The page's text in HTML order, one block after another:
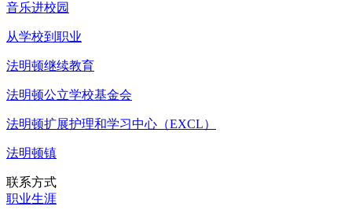
音乐进校园
从学校到职业
法明顿继续教育
法明顿公立学校基金会
法明顿扩展护理和学习中心（EXCL）
法明顿镇
联系方式
职业生涯